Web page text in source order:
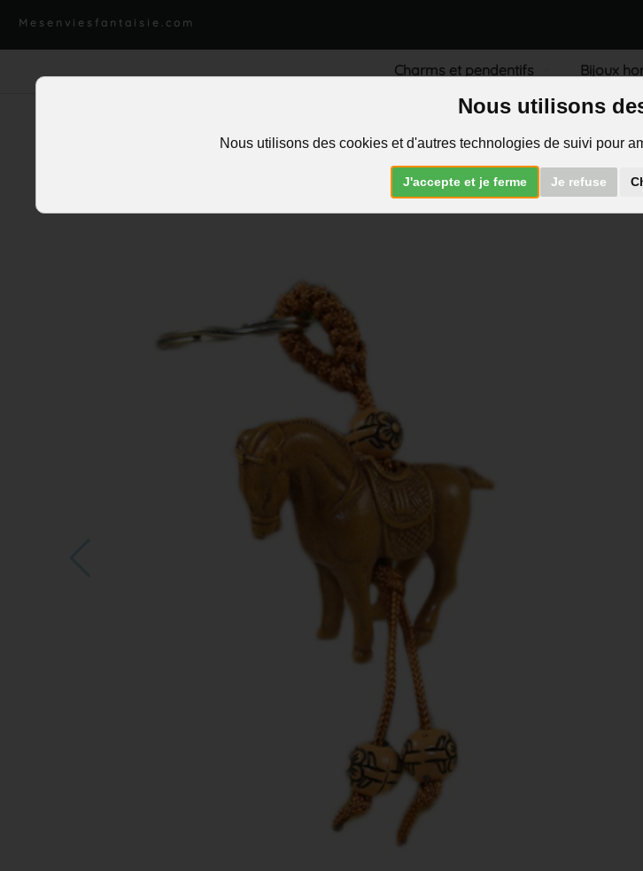
Nous utilisons
Nous utilisons des cookies et d'autres technologies de suivi pour
J'accepte et je ferme Je refuse
Mesenviesfantaisie.com
Charms et pendentifs Bijoux
> Porte-clés